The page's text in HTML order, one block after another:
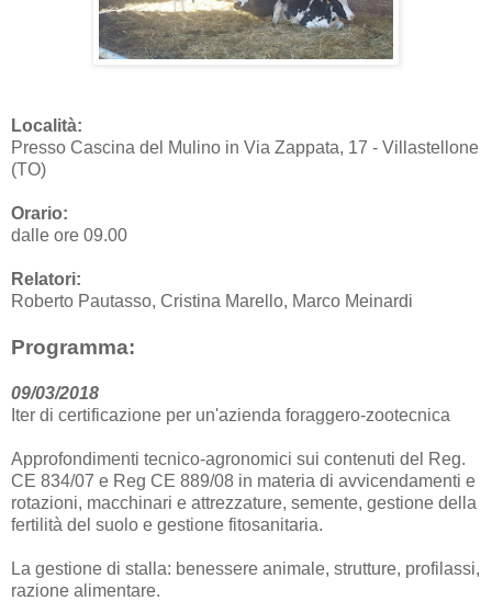
Località:
Presso Cascina del Mulino in Via Zappata, 17 - Villastellone
(TO)
Orario:
dalle ore 09.00
Relatori:
Roberto Pautasso, Cristina Marello, Marco Meinardi
Programma:
09/03/2018
Iter di certificazione per un'azienda foraggero-zootecnica
Approfondimenti tecnico-agronomici sui contenuti del Reg.
CE 834/07 e Reg CE 889/08 in materia di avvicendamenti e
rotazioni, macchinari e attrezzature, semente, gestione della
fertilità del suolo e gestione fitosanitaria.
La gestione di stalla: benessere animale, strutture, profilassi,
razione alimentare.